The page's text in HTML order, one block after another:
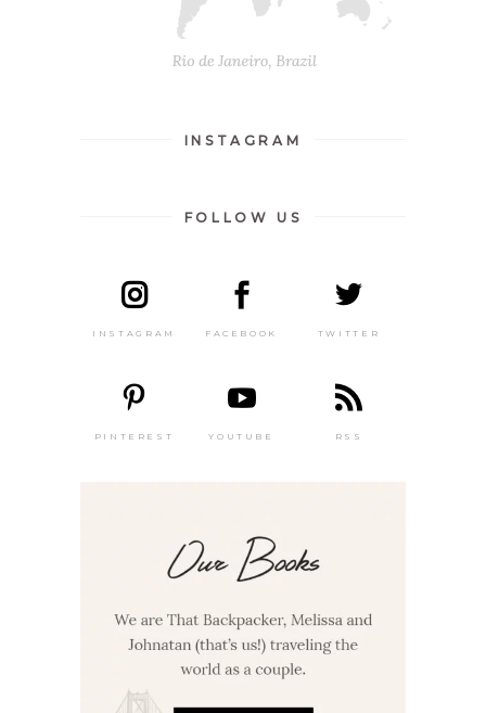
INSTAGRAM
FOLLOW US
INSTAGRAM FACEBOOK TWITTER
PINTEREST YOUTUBE RSS